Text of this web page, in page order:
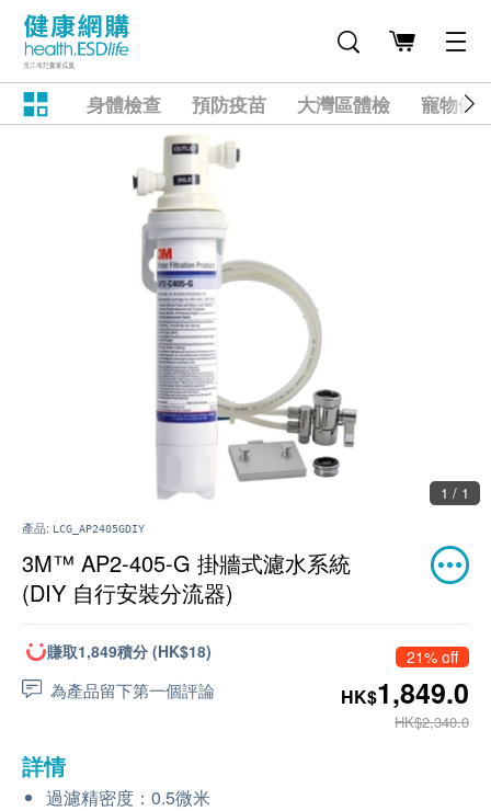
身體檢查 預防疫苗 大灣區體檢 寵物健
1 / 1
產品: LCG_AP2405GDIY
3M™ AP2-405-G 掛牆式濾水系統
(DIY 自行安裝分流器)
賺取1,849積分 (HK$18)
為產品留下第一個評論
21% off
HK$1,849.0
HK$2,340.0
詳情
過濾精密度：0.5微米